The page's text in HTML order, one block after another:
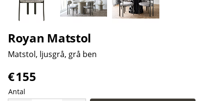
Royan Matstol
Matstol, ljusgrå, grå ben
€155
Antal